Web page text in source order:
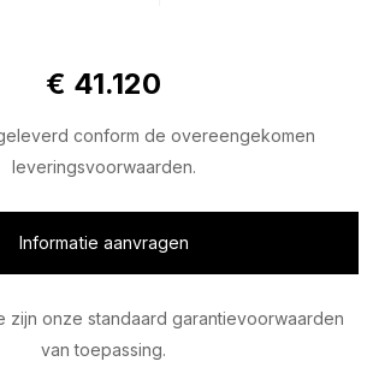
€ 41.120
conform de overeengekomen
leveringsvoorwaarden.
Informatie aanvragen
zijn onze standaard garantievoorwaarden
van toepassing.